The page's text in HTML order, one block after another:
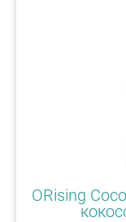
ORising